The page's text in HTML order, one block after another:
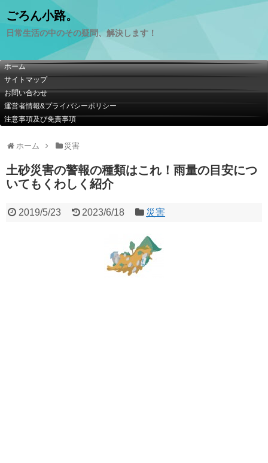
ごろん小路。
日常生活の中のその疑問、解決します！
ホーム
サイトマップ
お問い合わせ
運営者情報&プライバシーポリシー
注意事項及び免責事項
ホーム 災害
土砂災害の警報の種類はこれ！雨量の目安につ
いてもくわしく紹介
2019/5/23 2023/6/18 災害